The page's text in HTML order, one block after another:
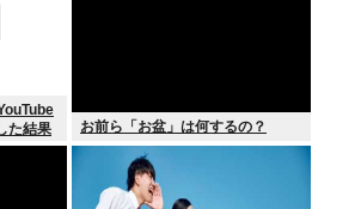
た結果
お前ら「お盆」は何するの？